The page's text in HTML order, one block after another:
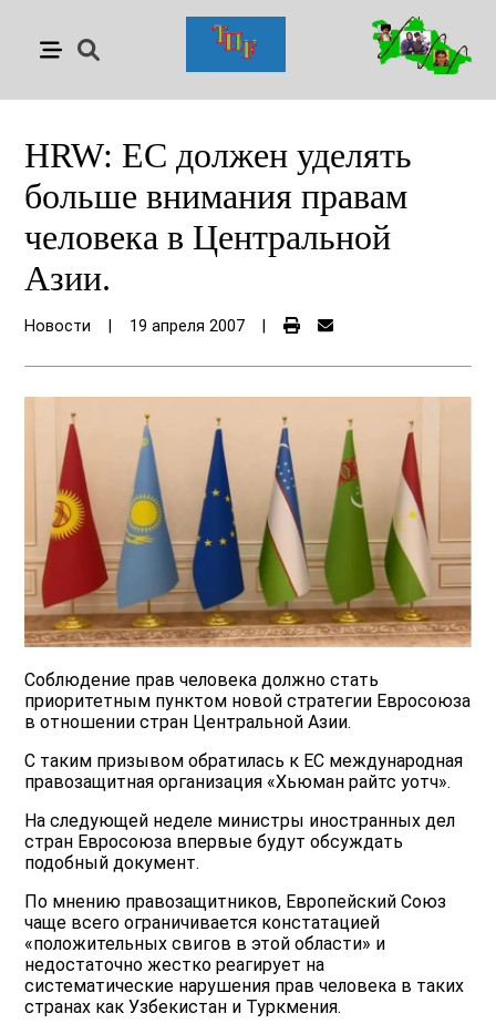
HRW: ЕС должен уделять
больше внимания правам
человека в Центральной
Азии.
Новости 19 апреля 2007
Соблюдение прав человека должно стать
приоритетным пунктом новой стратегии Евросоюза
в отношении стран Центральной Азии.
С таким призывом обратилась к ЕС международная
правозащитная организация «Хьюман райтс уотч».
На следующей неделе министры иностранных дел
стран Евросоюза впервые будут обсуждать
подобный документ.
По мнению правозащитников, Европейский Союз
чаще всего ограничивается констатацией
«положительных свигов в этой области» и
недостаточно жестко реагирует на
систематические нарушения прав человека в таких
странах как Узбекистан и Туркмения.